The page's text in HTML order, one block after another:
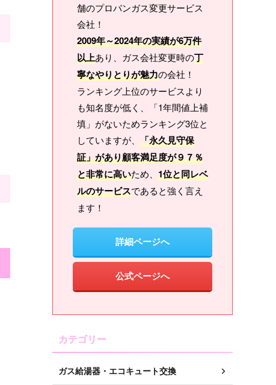
舗のプロパンガス変更サービス
会社！
2009年～2024年の実績が6万件
以上あり、ガス会社変更時の丁
寧なやりとりが魅力の会社！
ランキング上位のサービスより
も知名度が低く、「1年間値上補
填」がないためランキング3位と
していますが、 「永久見守保
証」があり顧客満足度が９７％
と非常に高いため、 1位と同レベ
ルのサービスであると強く言え
ます！
詳細ページへ
公式ページへ
カテゴリー
ガス給湯器・エコキュート交換